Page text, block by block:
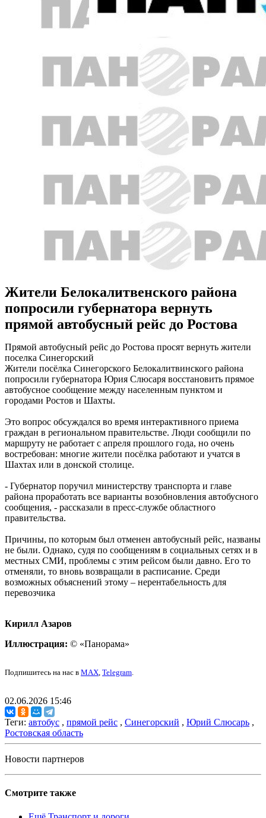
Жители Белокалитвенского района
попросили губернатора вернуть
прямой автобусный рейс до Ростова
Прямой автобусный рейс до Ростова просят вернуть жители
поселка Синегорский
Жители посёлка Синегорского Белокалитвинского района
попросили губернатора Юрия Слюсаря восстановить прямое
автобусное сообщение между населенным пунктом и
городами Ростов и Шахты.
Это вопрос обсуждался во время интерактивного приема
граждан в региональном правительстве. Люди сообщили по
маршруту не работает с апреля прошлого года, но очень
востребован: многие жители посёлка работают и учатся в
Шахтах или в донской столице.
- Губернатор поручил министерству транспорта и главе
района проработать все варианты возобновления автобусного
сообщения, - рассказали в пресс-службе областного
правительства.
Причины, по которым был отменен автобусный рейс, названы
не были. Однако, судя по сообщениям в социальных сетях и в
местных СМИ, проблемы с этим рейсом были давно. Его то
отменяли, то вновь возвращали в расписание. Среди
возможных объяснений этому – нерентабельность для
перевозчика
Кирилл Азаров
Иллюстрация: © «Панорама»
Подпишитесь на нас в MAX, Telegram.
02.06.2026 15:46
Теги: автобус , прямой рейс , Синегорский , Юрий Слюсарь ,
Ростовская область
Новости партнеров
Смотрите также